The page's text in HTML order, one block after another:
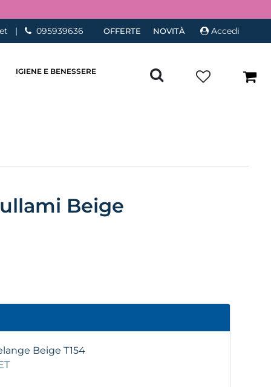
| 095939636 OFFERTE NOVITÀ Accedi
IGIENE E BENESSERE
Beige
Beige T154